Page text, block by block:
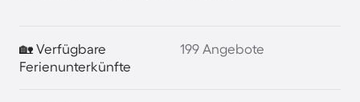
🏡 Verfügbare
Ferienunterkünfte
199 Angebote